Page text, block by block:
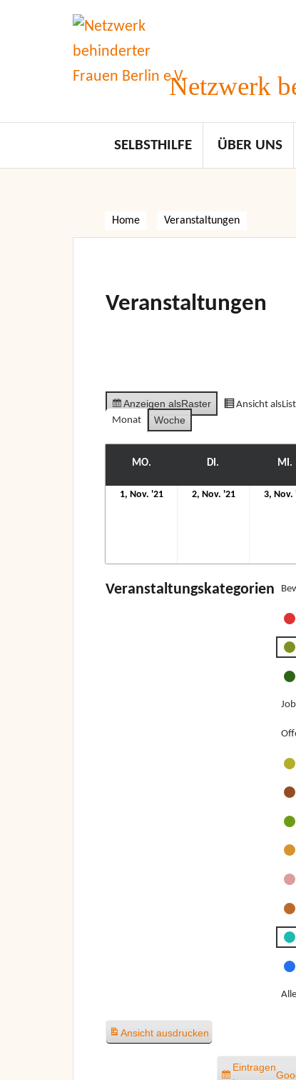
Netzwerk
SELBSTHILFE ÜBER UNS
Home Veranstaltungen
Veranstaltungen
Anzeigen alsRaster Ansicht als
Monat
Woche
MO. DI. MI.
1, Nov. '21 2, Nov. '212.
3, Nov.
Veranstaltungskategorien
Ansicht ausdrucken
Eintragen